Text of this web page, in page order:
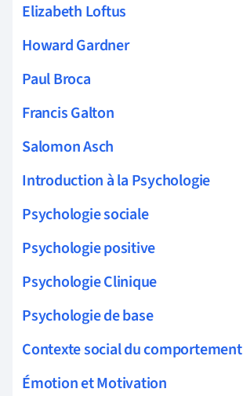
Elizabeth Loftus
Howard Gardner
Paul Broca
Francis Galton
Salomon Asch
Introduction à la Psychologie
Psychologie sociale
Psychologie positive
Psychologie Clinique
Psychologie de base
Contexte social du comportement
Émotion et Motivation